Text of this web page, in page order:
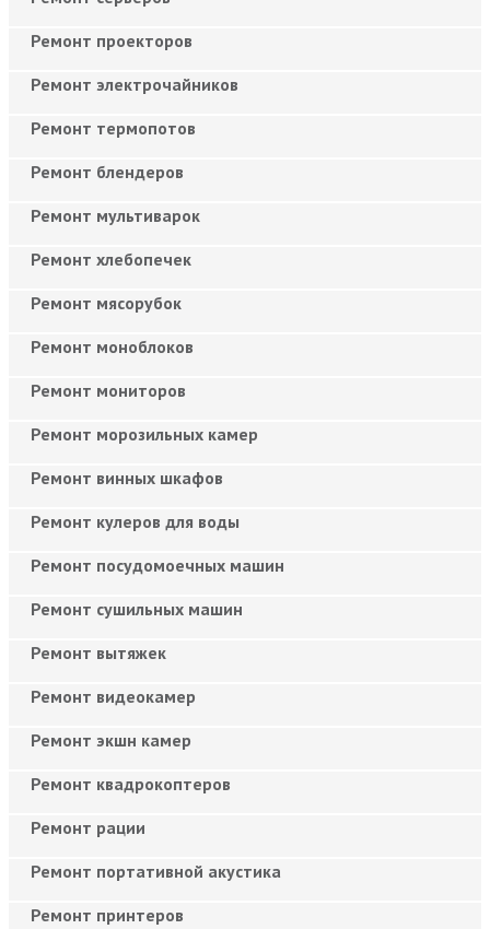
Ремонт проекторов
Ремонт электрочайников
Ремонт термопотов
Ремонт блендеров
Ремонт мультиварок
Ремонт хлебопечек
Ремонт мясорубок
Ремонт моноблоков
Ремонт мониторов
Ремонт морозильных камер
Ремонт винных шкафов
Ремонт кулеров для воды
Ремонт посудомоечных машин
Ремонт сушильных машин
Ремонт вытяжек
Ремонт видеокамер
Ремонт экшн камер
Ремонт квадрокоптеров
Ремонт рации
Ремонт портативной акустика
Ремонт принтеров